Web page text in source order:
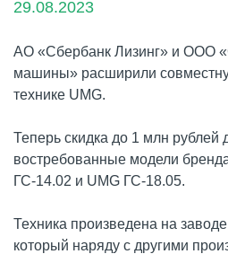
29.08.2023
АО «Сбербанк Лизинг» и ООО
машины» расширили
технике UMG.
Теперь скидка до 1 млн рублей
востребованные модели
ГС-14.02 и UMG ГС-18.05.
Техника произведена на
который наряду с другими